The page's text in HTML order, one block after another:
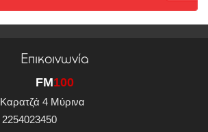
Επικοινωνία
FM100
Καρατζά 4 Μύρινα
2254023450